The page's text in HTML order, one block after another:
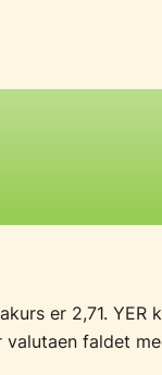
er 2,71. YER
faldet